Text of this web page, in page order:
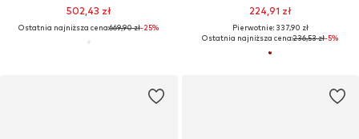
502,43 zł
Ostatnia najniższa cena:669,90 zł-25%
224,91 zł
Pierwotnie: 337,90 zł
Ostatnia najniższa cena:236,53 zł-5%